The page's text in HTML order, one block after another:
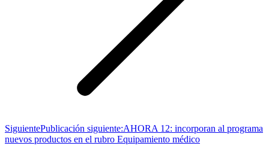
SiguientePublicación siguiente:AHORA 12: incorporan al programa
nuevos productos en el rubro Equipamiento médico